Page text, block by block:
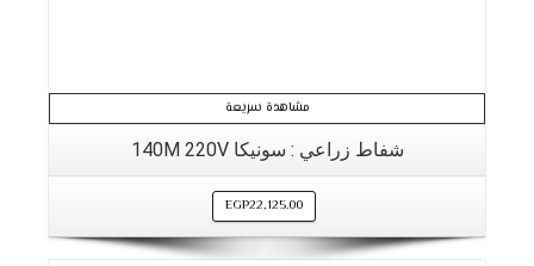
مشاهدة سريعة
شفاط زراعي : سونيكا 140M 220V
EGP22,125.00